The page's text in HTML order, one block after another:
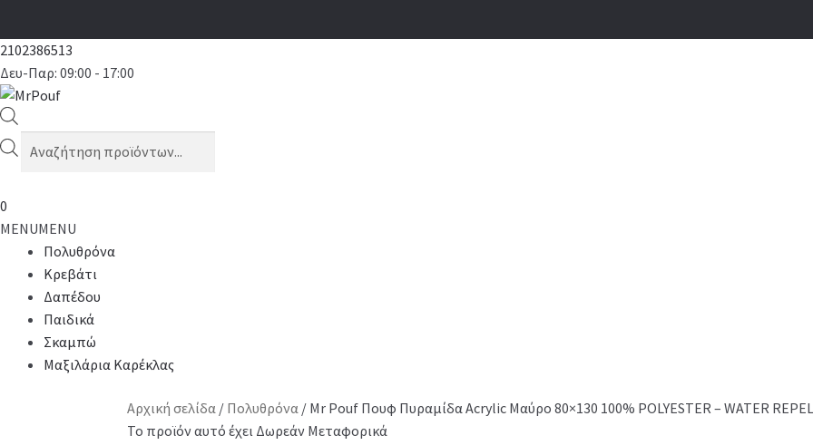
2102386513
Δευ-Παρ: 09:00 - 17:00
Products
search
0
MENUMENU
Πολυθρόνα
Κρεβάτι
Δαπέδου
Παιδικά
Σκαμπώ
Μαξιλάρια Καρέκλας
Αρχική σελίδα / Πολυθρόνα / Mr Pouf Πουφ Πυραμίδα Acrylic Μαύρο 80×130 100% POLYESTER – WATER
Το προϊόν αυτό έχει Δωρεάν Μεταφορικά